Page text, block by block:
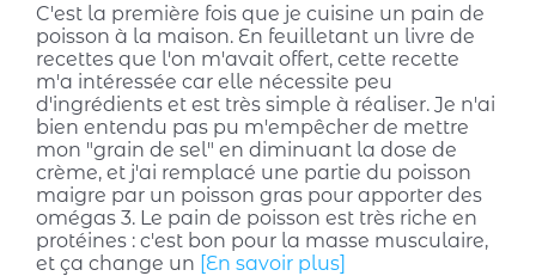
C'est la première fois que je cuisine un pain de
poisson à la maison. En feuilletant un livre de
recettes que l'on m'avait offert, cette recette
m'a intéressée car elle nécessite peu
d'ingrédients et est très simple à réaliser. Je n'ai
bien entendu pas pu m'empêcher de mettre
mon "grain de sel" en diminuant la dose de
crème, et j'ai remplacé une partie du poisson
maigre par un poisson gras pour apporter des
omégas 3. Le pain de poisson est très riche en
protéines : c'est bon pour la masse musculaire,
et ça change un [En savoir plus]